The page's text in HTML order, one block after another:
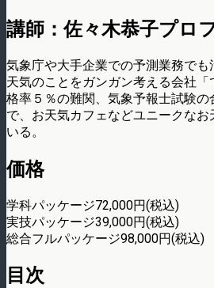
講師：佐々木恭子プロ
気象庁や大手企業での予測業務で
天気のことをガンガン考える会社
格率５％の難関、気象予報士試験
で、お天気カフェなどユニークな
いる。
価格
学科パッケージ72,000円(税込)
実技パッケージ39,000円(税込)
総合フルパッケージ98,000円(税込)
目次